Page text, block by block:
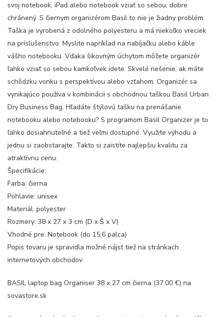
svoj notebook, iPad alebo notebook vziať so sebou, dobre
chránený. S čiernym organizérom Basil to nie je žiadny problém.
Taška je vyrobená z odolného polyesteru a má niekoľko vreciek
na príslušenstvo. Myslite napríklad na nabíjačku alebo káble
vášho notebooku. Vďaka šikovným úchytom môžete organizér
ľahko vziať so sebou kamkoľvek idete. Skvelé riešenie, ak máte
schôdzku vonku s perspektívou alebo vzťahom. Organizér sa
vynikajúco používa v kombinácii s obchodnou taškou Basil Urban
Dry Business Bag. Hľadáte štýlovú tašku na prenášanie
notebooku alebo notebooku? S programom Basil Organizer je to
ľahko dosiahnuteľné a tiež veľmi dostupné. Využite výhodu a
jednu si zaobstarajte. Takto si zaistíte najlepšiu kvalitu za
atraktívnu cenu.
Špecifikácie:
Farba: čierna
Pohlavie: unisex
Materiál: polyester
Rozmery: 38 x 27 x 3 cm (D x Š x V)
Vhodné pre: Notebook (do 15,6 palca)
Popis tovaru je spravidla možné nájsť tiež na stránkach
internetových obchodov
BASIL laptop bag Organiser 38 x 27 cm čierna (37.00 €) na
sovastore.sk